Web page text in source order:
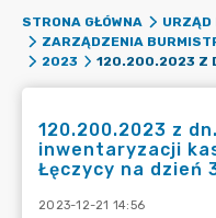
STRONA GŁÓWNA
URZĄD
ZARZĄDZENIA
2023
120.200.2023 z
inwentaryzacji
Łęczycy na dzień
2023-12-21 14:56